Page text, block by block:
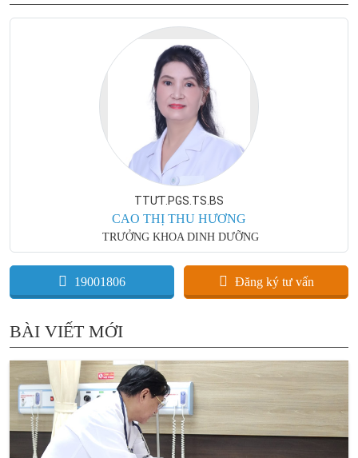
TTƯT.PGS.TS.BS
CAO THỊ THU HƯƠNG
TRƯỞNG KHOA DINH DƯỠNG
19001806 Đăng ký tư vấn
BÀI VIẾT MỚI